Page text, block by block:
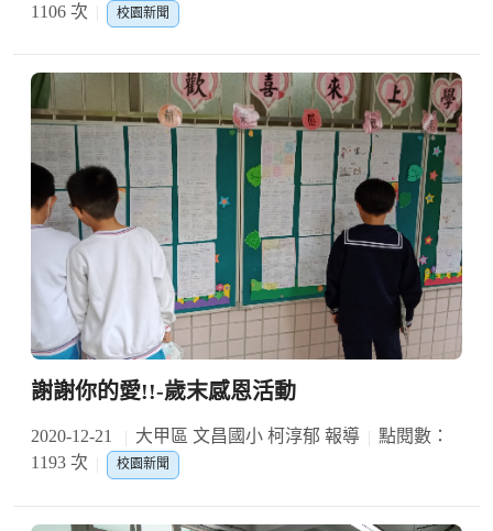
1106 次
校園新聞
謝謝你的愛!!-歲末感恩活動
2020-12-21 大甲區 文昌國小 柯淳郁 報導
點閱數：
1193 次
校園新聞